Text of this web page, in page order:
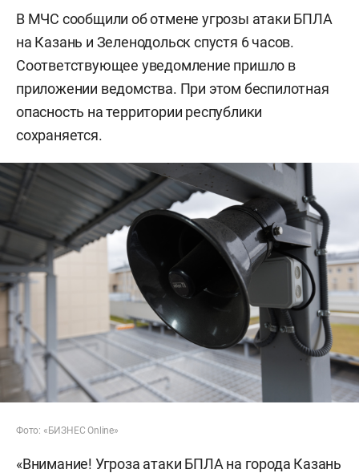
В МЧС сообщили об отмене угрозы атаки БПЛА
на Казань и Зеленодольск спустя 6 часов.
Соответствующее уведомление пришло в
приложении ведомства. При этом беспилотная
опасность на территории республики
сохраняется.
Фото: «БИЗНЕС Online»
«Внимание! Угроза атаки БПЛА на города Казань